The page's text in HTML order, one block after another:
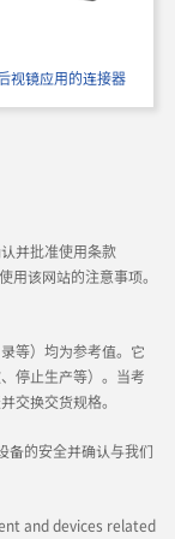
视镜应用的连接器
并批准使用条款
用该网站的注意事项。
等）均为参考值。它
停止生产等）。当考
交换交货规格。
备的安全并确认与我们
and devices related